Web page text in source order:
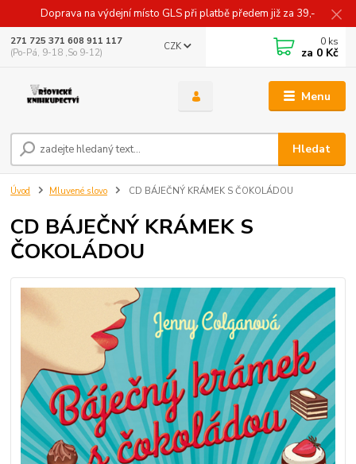
Doprava na výdejní místo GLS při platbě předem již za 39,-
Menu
CZK
Hledat
271 725 371 608 911 117
(Po-Pá, 9-18 ,So 9-12)
0 ks
za 0 Kč
Úvod Mluvené slovo CD BÁJEČNÝ KRÁMEK S ČOKOLÁDOU
CD BÁJEČNÝ KRÁMEK S
ČOKOLÁDOU